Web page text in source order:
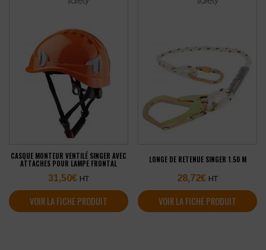
CASQUE MONTEUR VENTILÉ SINGER AVEC
ATTACHES POUR LAMPE FRONTAL
31,50€ HT
VOIR LA FICHE PRODUIT
LONGE DE RETENUE SINGER 1.50 M
28,72€ HT
VOIR LA FICHE PRODUIT